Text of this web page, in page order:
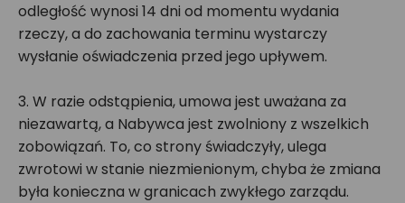
odległość wynosi 14 dni od momentu wydania
rzeczy, a do zachowania terminu wystarczy
wysłanie oświadczenia przed jego upływem.
3. W razie odstąpienia, umowa jest uważana za
niezawartą, a Nabywca jest zwolniony z wszelkich
zobowiązań. To, co strony świadczyły, ulega
zwrotowi w stanie niezmienionym, chyba że zmiana
była konieczna w granicach zwykłego zarządu.